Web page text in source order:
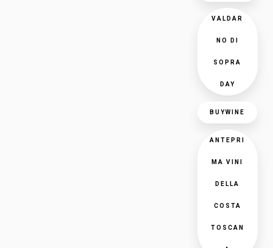
VALDAR
NO DI
SOPRA
DAY
BUYWINE
ANTEPRI
MA VINI
DELLA
COSTA
TOSCAN